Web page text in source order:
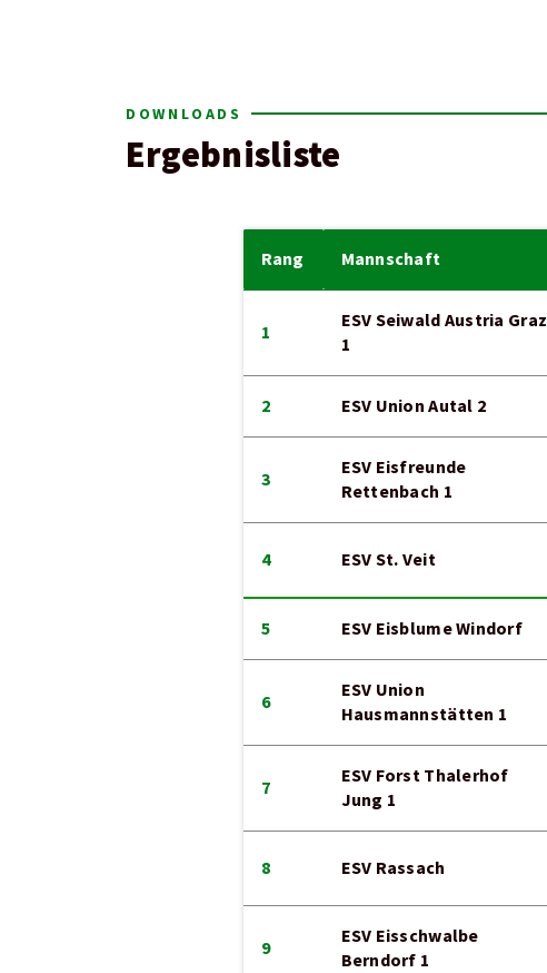
DOWNLOADS
Ergebnisliste
Rang Mannschaft
1
ESV Seiwald Austria Graz
1
2 ESV Union Autal 2
3
ESV Eisfreunde
Rettenbach 1
4 ESV St. Veit
5 ESV Eisblume Windorf
6
ESV Union
Hausmannstätten 1
7
ESV Forst Thalerhof
Jung 1
8 ESV Rassach
9
ESV Eisschwalbe
Berndorf 1